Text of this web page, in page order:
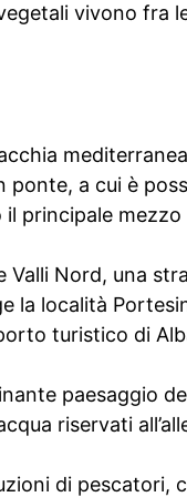
vivono fra
a cui è
principale
Valli Nord, una
la località
turistico di
paesaggio
riservati
di pescatori,